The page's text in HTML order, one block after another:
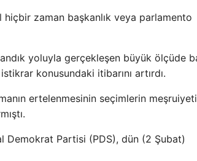
zaman başkanlık veya parlamento
yoluyla gerçekleşen büyük ölçüde
konusundaki itibarını artırdı.
ertelenmesinin seçimlerin
Demokrat Partisi (PDS), dün (2 Şubat)